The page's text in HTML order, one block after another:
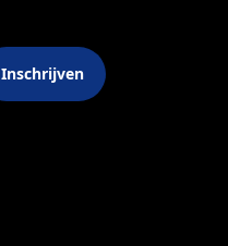
Inschrijven